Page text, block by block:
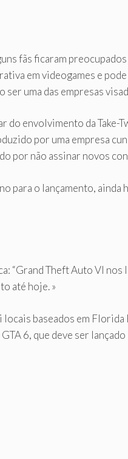
fãs ficaram
em videogames e
uma das empresas
do envolvimento da Take-
por uma empresa
por não assinar novos
o lançamento, ainda
Theft Auto VI nos
até hoje. »
baseados em Florida
6, que deve ser